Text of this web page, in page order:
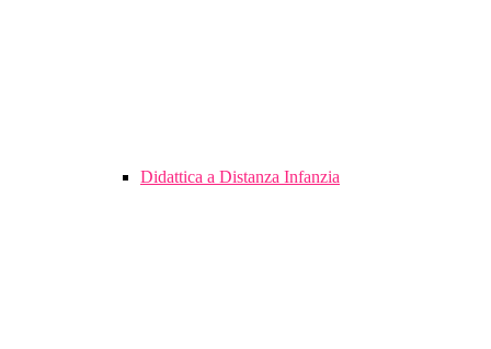
Didattica a Distanza Infanzia